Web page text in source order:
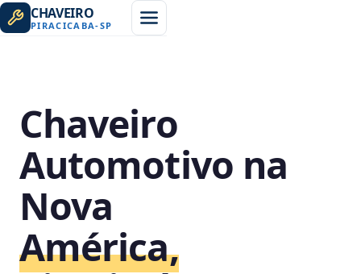
CHAVEIRO
PIRACICABA-SP
Chaveiro
Automotivo na
Nova
América,